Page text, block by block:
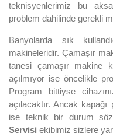
teknisyenlerimiz bu
problem dahilinde gerekli
Banyolarda sık
makineleridir. Çamaşır
tanesi çamaşır makine
açılmıyor ise öncelikle
Program bittiyse
açılacaktır. Ancak
ise teknik bir durum
Servisi ekibimiz sizlere